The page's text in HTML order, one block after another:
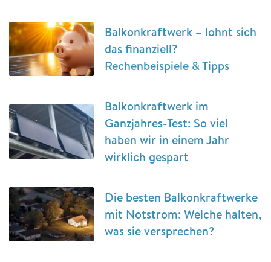
Balkonkraftwerk – lohnt sich
das finanziell?
Rechenbeispiele & Tipps
Balkonkraftwerk im
Ganzjahres-Test: So viel
haben wir in einem Jahr
wirklich gespart
Die besten Balkonkraftwerke
mit Notstrom: Welche halten,
was sie versprechen?